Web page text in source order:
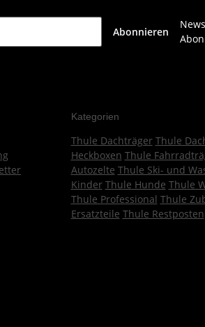
Abonnieren
Kategorien
Thule Dachträger Thule
Heckboxen Thule
Autozelte Thule Ski- und
Kinder Thule Hunde Thule
Thule Professional Thule
Ersatzteile Thule Restposten